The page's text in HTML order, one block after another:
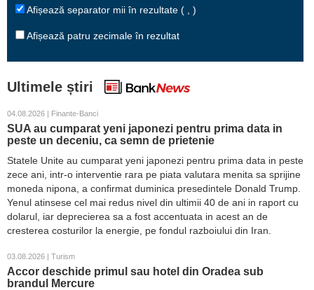
Afișează separator mii în rezultate ( , )
Afișează patru zecimale în rezultat
Ultimele știri
04.08.2026 | Finante-Banci
SUA au cumparat yeni japonezi pentru prima data in
peste un deceniu, ca semn de prietenie
Statele Unite au cumparat yeni japonezi pentru prima data in peste
zece ani, intr-o interventie rara pe piata valutara menita sa sprijine
moneda nipona, a confirmat duminica presedintele Donald Trump.
Yenul atinsese cel mai redus nivel din ultimii 40 de ani in raport cu
dolarul, iar deprecierea sa a fost accentuata in acest an de
cresterea costurilor la energie, pe fondul razboiului din Iran.
03.08.2026 | Turism
Accor deschide primul sau hotel din Oradea sub
brandul Mercure